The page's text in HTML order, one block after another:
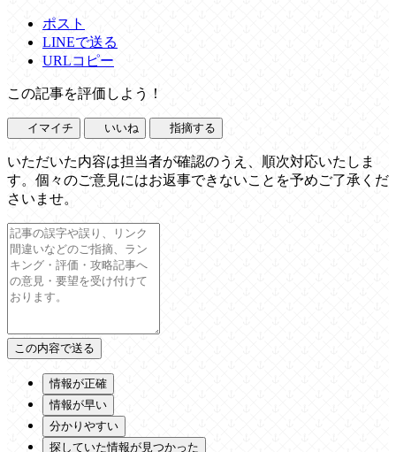
ポスト
LINEで送る
URLコピー
この記事を評価しよう！
イマイチ いいね 指摘する
いただいた内容は担当者が確認のうえ、順次対応いたしま
す。個々のご意見にはお返事できないことを予めご了承くだ
さいませ。
情報が正確
情報が早い
分かりやすい
探していた情報が見つかった